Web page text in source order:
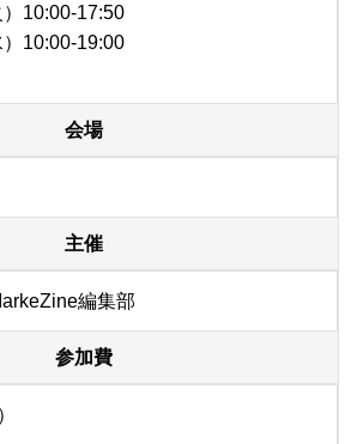
10:00-17:50
10:00-19:00
会場
主催
編集部
参加費